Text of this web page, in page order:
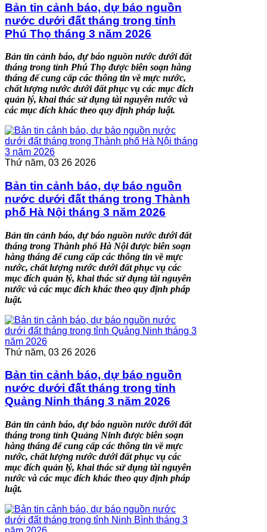
Bản tin cảnh báo, dự báo nguồn
nước dưới đất tháng trong tỉnh
Phú Thọ tháng 3 năm 2026
Bản tin cảnh báo, dự báo nguồn nước dưới đất
tháng trong tỉnh Phú Thọ được biên soạn hàng
tháng để cung cấp các thông tin về mực nước,
chất lượng nước dưới đất phục vụ các mục đích
quản lý, khai thác sử dụng tài nguyên nước và
các mục đích khác theo quy định pháp luật.
Thứ năm, 03 26 2026
Bản tin cảnh báo, dự báo nguồn
nước dưới đất tháng trong Thành
phố Hà Nội tháng 3 năm 2026
Bản tin cảnh báo, dự báo nguồn nước dưới đất
tháng trong Thành phố Hà Nội được biên soạn
hàng tháng để cung cấp các thông tin về mực
nước, chất lượng nước dưới đất phục vụ các
mục đích quản lý, khai thác sử dụng tài nguyên
nước và các mục đích khác theo quy định pháp
luật.
Thứ năm, 03 26 2026
Bản tin cảnh báo, dự báo nguồn
nước dưới đất tháng trong tỉnh
Quảng Ninh tháng 3 năm 2026
Bản tin cảnh báo, dự báo nguồn nước dưới đất
tháng trong tỉnh Quảng Ninh được biên soạn
hàng tháng để cung cấp các thông tin về mực
nước, chất lượng nước dưới đất phục vụ các
mục đích quản lý, khai thác sử dụng tài nguyên
nước và các mục đích khác theo quy định pháp
luật.